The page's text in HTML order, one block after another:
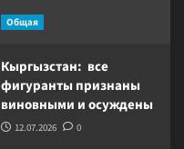
Общая
Кыргызстан: все
фигуранты признаны
виновными и осуждены
12.07.2026 0